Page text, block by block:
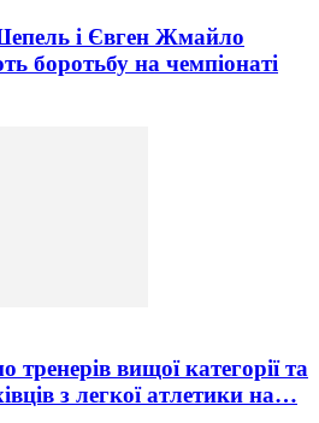
і Євген Жмайло
боротьбу на чемпіонаті
тренерів вищої категорії та
з легкої атлетики на…